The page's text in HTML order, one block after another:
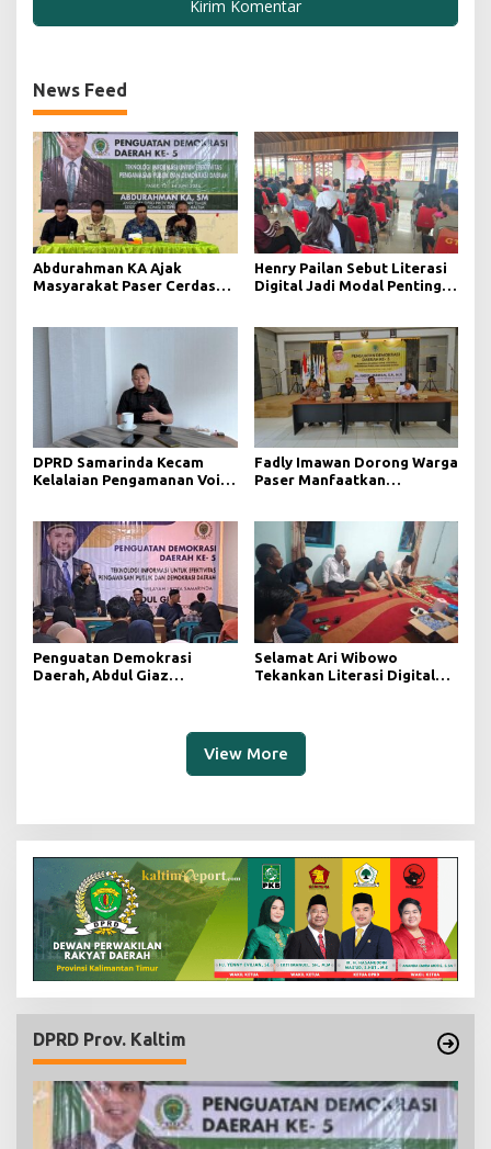
News Feed
Abdurahman KA Ajak
Masyarakat Paser Cerdas
Henry Pailan Sebut Literasi
Digital Jadi Modal Penting
DPRD Samarinda Kecam
Kelalaian Pengamanan Void
Fadly Imawan Dorong Warga
Paser Manfaatkan
Pemerintahan
Penguatan Demokrasi
Daerah, Abdul Giaz
Selamat Ari Wibowo
Tekankan Literasi Digital
View More
DPRD Prov. Kaltim